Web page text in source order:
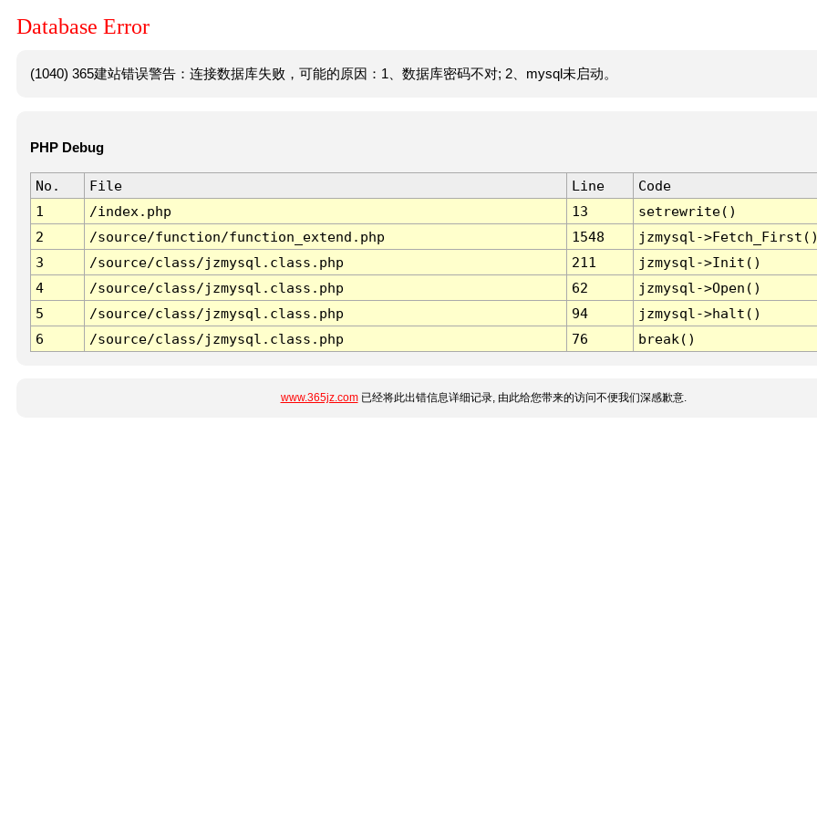
Database Error
(1040) 365建站错误警告：连接数据库失败，可能的原因：1、数据库密码不对; 2、mysql未启动。
PHP Debug
No. File Line
Code
1
/index.php 13
setrewrite()
2
/source/function/function_extend.php 1548
jzmysql-
3
/source/class/jzmysql.class.php 211
jzmysql->Init()
4
/source/class/jzmysql.class.php 62
jzmysql->Open()
5
/source/class/jzmysql.class.php 94
jzmysql->halt()
6
/source/class/jzmysql.class.php 76 break()
www.365jz.com已经将此出错信息详细记录, 由此给您带来的访问不便我们深感歉意.